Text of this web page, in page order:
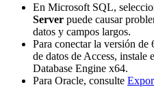
En Microsoft SQL,
Server puede causar
datos y campos largos.
Para conectar la versión de
de datos de Access, instale
Database Engine x64.
Para Oracle, consulte